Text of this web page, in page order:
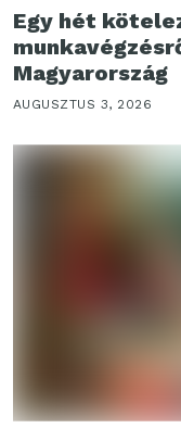
Egy hét
Magyarország
AUGUSZTUS 3, 2026